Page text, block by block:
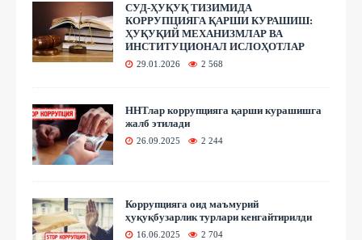
СУД-ҲУҚУҚ ТИЗИМИДА
КОРРУПЦИЯГА ҚАРШИ КУРАШИШ:
ҲУҚУҚИЙ МЕХАНИЗМЛАР ВА
ИНСТИТУЦИОНАЛ ИСЛОҲОТЛАР
29.01.2026 2 568
ННТлар коррупцияга қарши курашишга
жалб этилади
26.09.2025 2 244
Коррупцияга оид маъмурий
ҳуқуқбузарлик турлари кенгайтирилди
16.06.2025 2 704